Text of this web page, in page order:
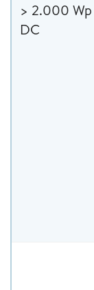
> 2.000 Wp
DC